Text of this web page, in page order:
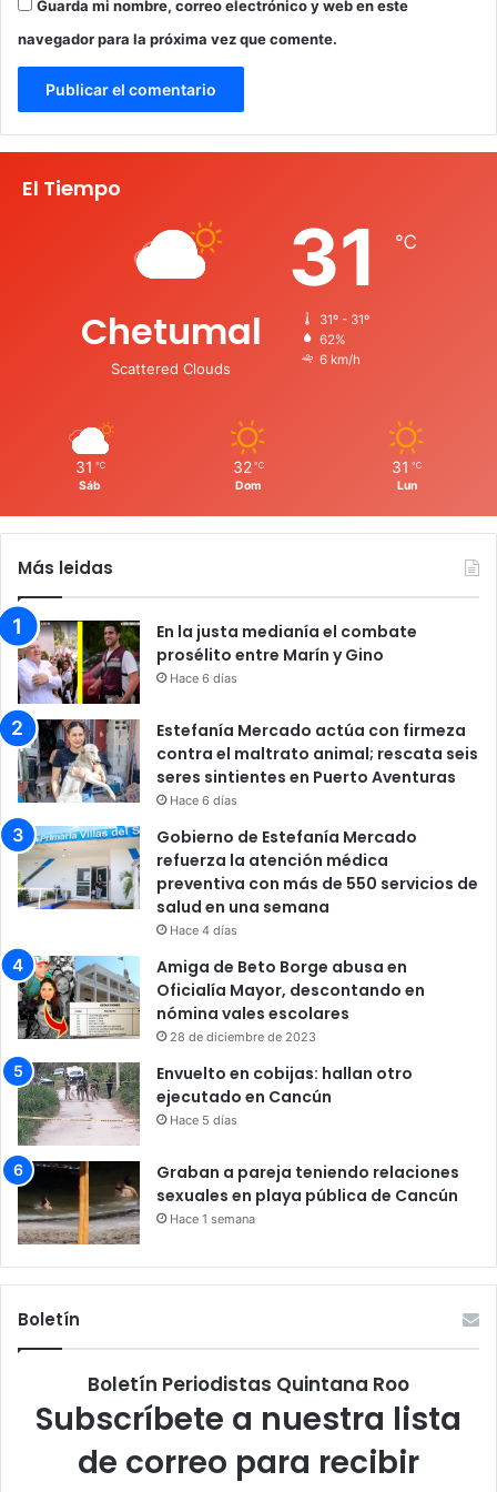
Guarda mi nombre, correo electrónico y web en este
navegador para la próxima vez que comente.
El Tiempo
Chetumal
Scattered Clouds
31 ℃
31º - 31º
62%
6 km/h
31 ℃
Sáb
32 ℃
Dom
31 ℃
Lun
Más leidas
En la justa medianía el combate
prosélito entre Marín y Gino
Hace 6 días
Estefanía Mercado actúa con firmeza
contra el maltrato animal; rescata seis
seres sintientes en Puerto Aventuras
Hace 6 días
Gobierno de Estefanía Mercado
refuerza la atención médica
preventiva con más de 550 servicios de
salud en una semana
Hace 4 días
Amiga de Beto Borge abusa en
Oficialía Mayor, descontando en
nómina vales escolares
28 de diciembre de 2023
Envuelto en cobijas: hallan otro
ejecutado en Cancún
Hace 5 días
Graban a pareja teniendo relaciones
sexuales en playa pública de Cancún
Hace 1 semana
Boletín
Boletín Periodistas Quintana Roo
Subscríbete a nuestra lista
de correo para recibir